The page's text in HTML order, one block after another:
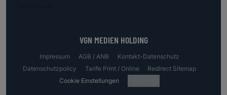
VGN MEDIEN HOLDING
Impressum AGB / ANB
Kontakt-Datenschutz
Datenschutzpolicy
Tarife Print / Online
Redirect Sitemap
Cookie Einstellungen